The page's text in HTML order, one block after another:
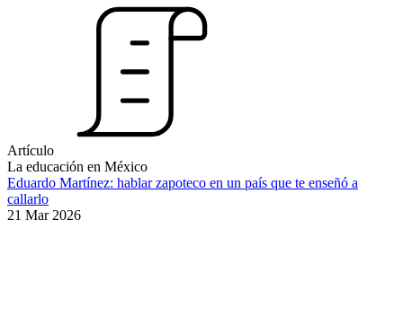
Artículo
La educación en México
Eduardo Martínez: hablar zapoteco en un país que te enseñó a
callarlo
21 Mar 2026